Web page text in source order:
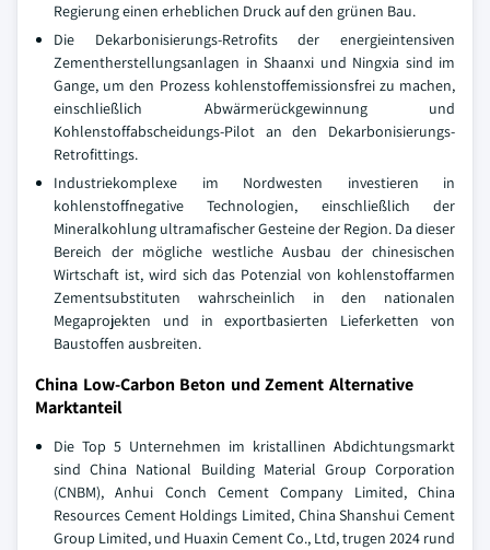
Regierung einen erheblichen Druck auf den grünen Bau.
Die Dekarbonisierungs-Retrofits der energieintensiven
Zementherstellungsanlagen in Shaanxi und Ningxia sind im
Gange, um den Prozess kohlenstoffemissionsfrei zu machen,
einschließlich Abwärmerückgewinnung und
Kohlenstoffabscheidungs-Pilot an den Dekarbonisierungs-
Retrofittings.
Industriekomplexe im Nordwesten investieren in
kohlenstoffnegative Technologien, einschließlich der
Mineralkohlung ultramafischer Gesteine der Region. Da dieser
Bereich der mögliche westliche Ausbau der chinesischen
Wirtschaft ist, wird sich das Potenzial von kohlenstoffarmen
Zementsubstituten wahrscheinlich in den nationalen
Megaprojekten und in exportbasierten Lieferketten von
Baustoffen ausbreiten.
China Low-Carbon Beton und Zement Alternative
Marktanteil
Die Top 5 Unternehmen im kristallinen Abdichtungsmarkt
sind China National Building Material Group Corporation
(CNBM), Anhui Conch Cement Company Limited, China
Resources Cement Holdings Limited, China Shanshui Cement
Group Limited, und Huaxin Cement Co., Ltd, trugen 2024 rund